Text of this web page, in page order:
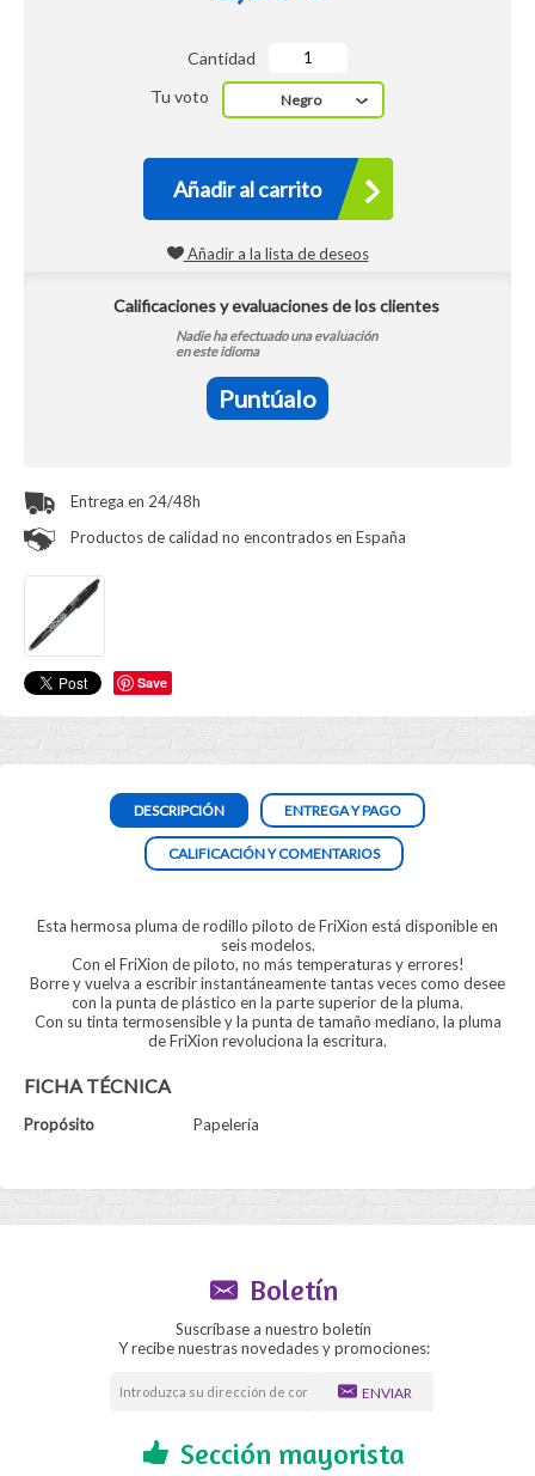
Save
Cantidad
Tu voto
Negro
Añadir al carrito
Añadir a la lista de deseos
Calificaciones y evaluaciones de los clientes
Nadie ha efectuado una evaluación
en este idioma
Puntúalo
Entrega en 24/48h
Productos de calidad no encontrados en España
DESCRIPCIÓN ENTREGA Y PAGO
CALIFICACIÓN Y COMENTARIOS
Esta hermosa pluma de rodillo piloto de FriXion está disponible en
seis modelos.
Con el FriXion de piloto, no más temperaturas y errores!
Borre y vuelva a escribir instantáneamente tantas veces como desee
con la punta de plástico en la parte superior de la pluma.
Con su tinta termosensible y la punta de tamaño mediano, la pluma
de FriXion revoluciona la escritura.
FICHA TÉCNICA
Propósito Papelería
Boletín
Suscríbase a nuestro boletín
Y recibe nuestras novedades y promociones:
ENVIAR
Sección mayorista